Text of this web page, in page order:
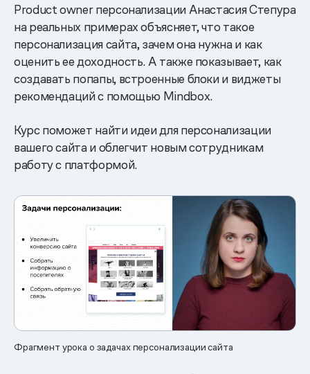
Product owner персонализации Анастасия Степура
на реальных примерах объясняет, что такое
персонализация сайта, зачем она нужна и как
оценить ее доходность. А также показывает, как
создавать попапы, встроенные блоки и виджеты
рекомендаций с помощью Mindbox.
Курс поможет найти идеи для персонализации
вашего сайта и облегчит новым сотрудникам
работу с платформой.
Фрагмент урока о задачах персонализации сайта